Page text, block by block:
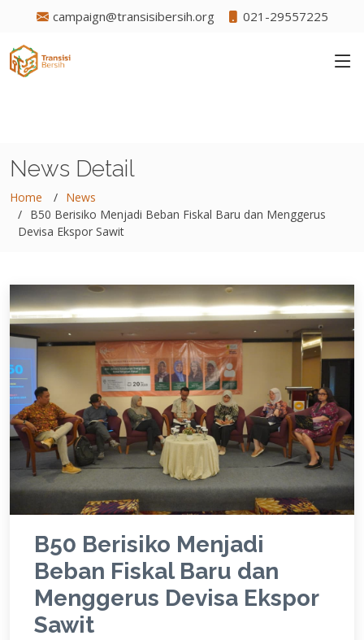
campaign@transisibersih.org 021-29557225
News Detail
Home
News
B50 Berisiko Menjadi Beban Fiskal Baru dan Menggerus
Devisa Ekspor Sawit
B50 Berisiko Menjadi
Beban Fiskal Baru dan
Menggerus Devisa Ekspor
Sawit